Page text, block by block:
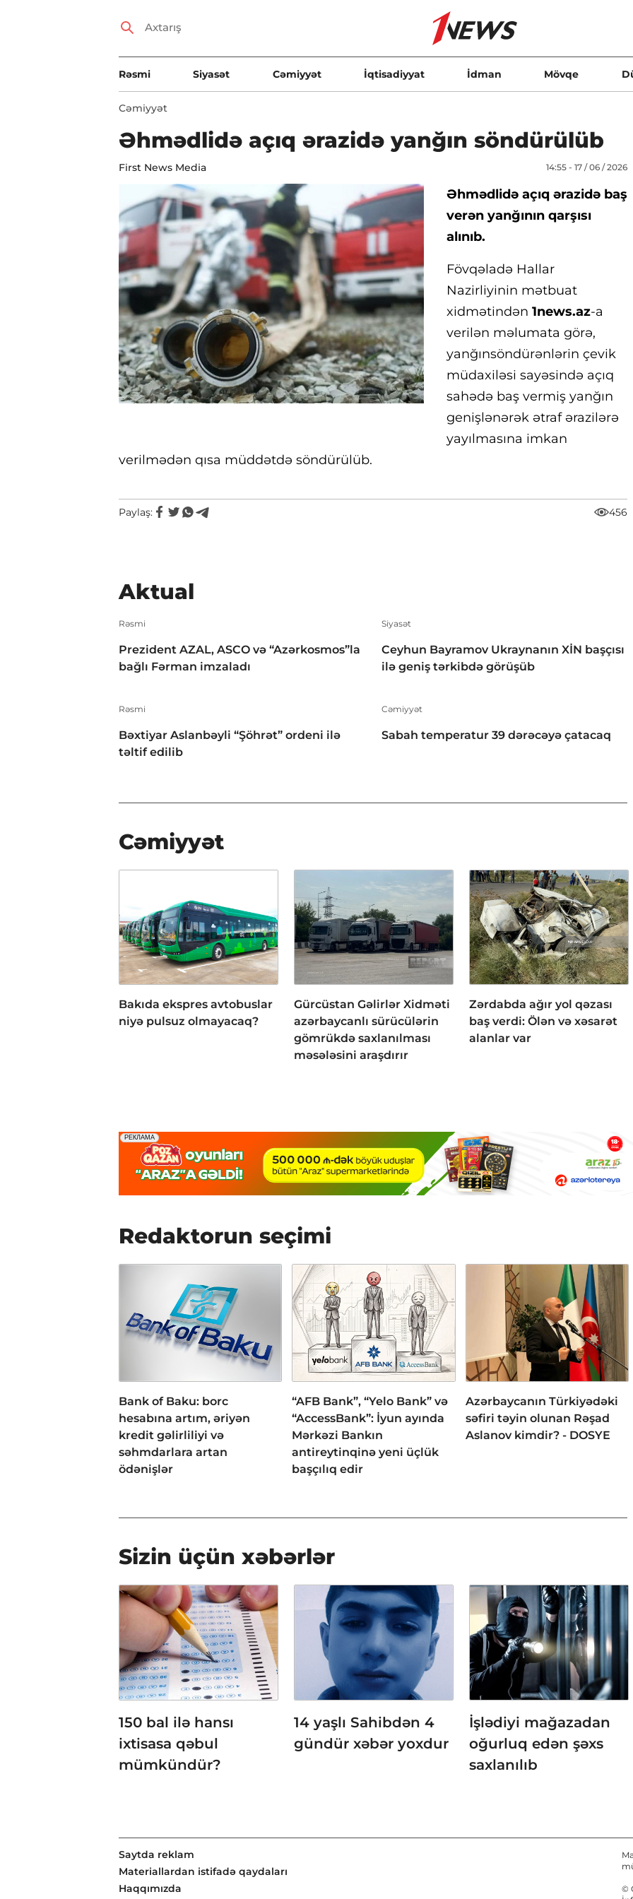
Rəsmi Siyasət Cəmiyyət İqtisadiyyat İdman Mövqe
Cəmiyyət
Əhmədlidə açıq ərazidə yanğın söndürülüb
First News Media 14:55 - 17 / 06 / 2026
Əhmədlidə açıq ərazidə baş
verən yanğının qarşısı
alınıb.
Fövqəladə Hallar
Nazirliyinin mətbuat
xidmətindən 1news.az-a
verilən məlumata görə,
yanğınsöndürənlərin çevik
müdaxiləsi sayəsində açıq
sahədə baş vermiş yanğın
genişlənərək ətraf ərazilərə
yayılmasına imkan
verilmədən qısa müddətdə söndürülüb.
Paylaş: 456
Aktual
Rəsmi
Prezident AZAL, ASCO və “Azərkosmos”la
bağlı Fərman imzaladı
Siyasət
Ceyhun Bayramov Ukraynanın XİN başçısı
ilə geniş tərkibdə görüşüb
Rəsmi
Bəxtiyar Aslanbəyli “Şöhrət” ordeni ilə
təltif edilib
Cəmiyyət
Sabah temperatur 39 dərəcəyə çatacaq
Cəmiyyət
Bakıda ekspres avtobuslar
niyə pulsuz olmayacaq?
Gürcüstan Gəlirlər Xidməti
azərbaycanlı sürücülərin
gömrükdə saxlanılması
məsələsini araşdırır
Zərdabda ağır yol qəzası
baş verdi: Ölən və xəsarət
alanlar var
Redaktorun seçimi
Bank of Baku: borc
hesabına artım, əriyən
kredit gəlirliliyi və
səhmdarlara artan
ödənişlər
“AFB Bank”, “Yelo Bank” və
“AccessBank”: İyun ayında
Mərkəzi Bankın
antireytinqinə yeni üçlük
başçılıq edir
Azərbaycanın Türkiyədəki
səfiri təyin olunan Rəşad
Aslanov kimdir? - DOSYE
Sizin üçün xəbərlər
150 bal ilə hansı
ixtisasa qəbul
mümkündür?
14 yaşlı Sahibdən 4
gündür xəbər yoxdur
İşlədiyi mağazadan
oğurluq edən şəxs
saxlanılıb
Saytda reklam
Materiallardan istifadə qaydaları
Haqqımızda
©